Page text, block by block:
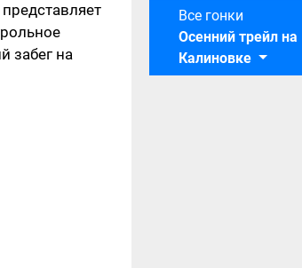
забег на
Все гонки
Осенний трейл на
Калиновке